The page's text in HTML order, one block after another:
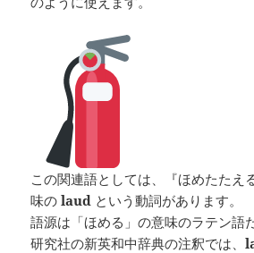
この関連語としては、『ほめたたえ
味のlaud という動詞があります。
語源は「ほめる」の意味のラテン語
研究社の新英和中辞典の注釈では、